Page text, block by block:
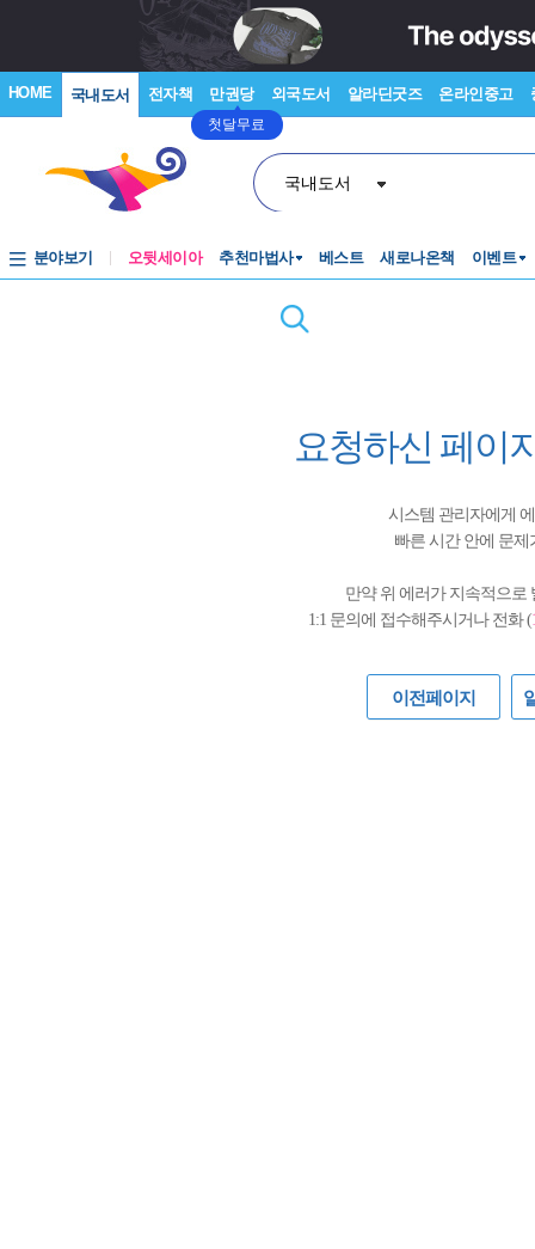
HOME 국내도서 전자책 만권당
첫달무료
외국도서 알라딘굿즈 온라인중고
국내도서
분야보기 오뒷세이아 추천마법사 베스트 새로나온책 이벤트
요청하신 페이
시스템 관리자에게
빠른 시간 안에 문
만약 위 에러가 지속적으로
1:1 문의에 접수해주시거나 전화 (
이전페이지